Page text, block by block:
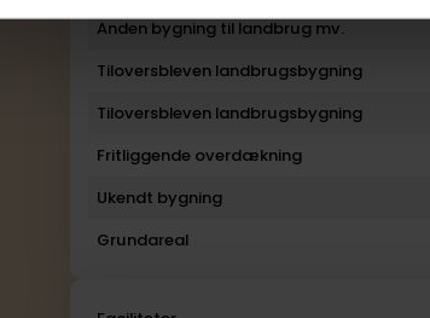
Anden bygning til landbrug mv.
Tiloversbleven landbrugsbygning
Tiloversbleven landbrugsbygning
Fritliggende overdækning
Ukendt bygning
Grundareal